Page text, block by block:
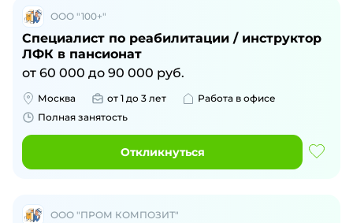
ООО "100+"
Специалист по реабилитации / инструктор
ЛФК в пансионат
от 60 000 до 90 000 руб.
Москва от 1 до 3 лет
Работа в офисе
Полная занятость
Откликнуться
ООО "ПРОМ КОМПОЗИТ"